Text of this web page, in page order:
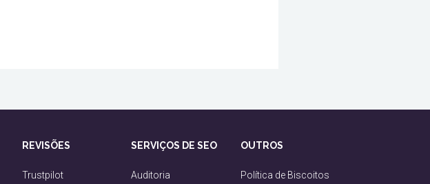
REVISÕES
Trustpilot
SERVIÇOS DE SEO
Auditoria
OUTROS
Política de Biscoitos